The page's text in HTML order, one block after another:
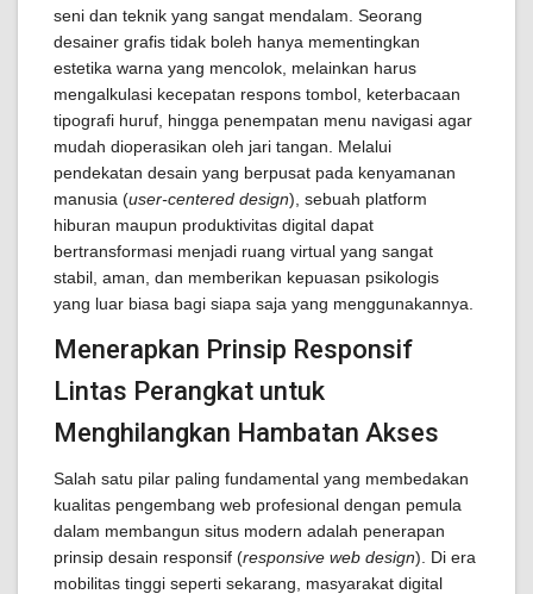
seni dan teknik yang sangat mendalam. Seorang
desainer grafis tidak boleh hanya mementingkan
estetika warna yang mencolok, melainkan harus
mengalkulasi kecepatan respons tombol, keterbacaan
tipografi huruf, hingga penempatan menu navigasi agar
mudah dioperasikan oleh jari tangan. Melalui
pendekatan desain yang berpusat pada kenyamanan
manusia (user-centered design), sebuah platform
hiburan maupun produktivitas digital dapat
bertransformasi menjadi ruang virtual yang sangat
stabil, aman, dan memberikan kepuasan psikologis
yang luar biasa bagi siapa saja yang menggunakannya.
Menerapkan Prinsip Responsif
Lintas Perangkat untuk
Menghilangkan Hambatan Akses
Salah satu pilar paling fundamental yang membedakan
kualitas pengembang web profesional dengan pemula
dalam membangun situs modern adalah penerapan
prinsip desain responsif (responsive web design). Di era
mobilitas tinggi seperti sekarang, masyarakat digital